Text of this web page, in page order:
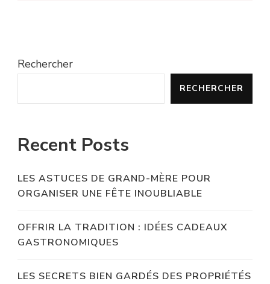
Rechercher
RECHERCHER
Recent Posts
LES ASTUCES DE GRAND-MÈRE POUR
ORGANISER UNE FÊTE INOUBLIABLE
OFFRIR LA TRADITION : IDÉES CADEAUX
GASTRONOMIQUES
LES SECRETS BIEN GARDÉS DES PROPRIÉTÉS